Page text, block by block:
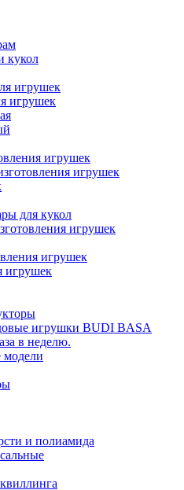
кукол
игрушек
игрушек
игрушек
игрушек
для кукол
игрушек
игрушек
игрушек
игрушки BUDI BASA
в неделю.
модели
и полиамида